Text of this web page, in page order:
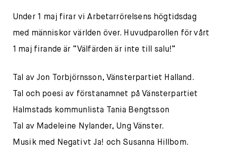
Under 1 maj firar vi Arbetarrörelsens högtidsdag
med människor världen över. Huvudparollen för vårt
1 maj firande är ”Välfärden är inte till salu!”
Tal av Jon Torbjörnsson, Vänsterpartiet Halland.
Tal och poesi av förstanamnet på Vänsterpartiet
Halmstads kommunlista Tania Bengtsson
Tal av Madeleine Nylander, Ung Vänster.
Musik med Negativt Ja! och Susanna Hillbom.